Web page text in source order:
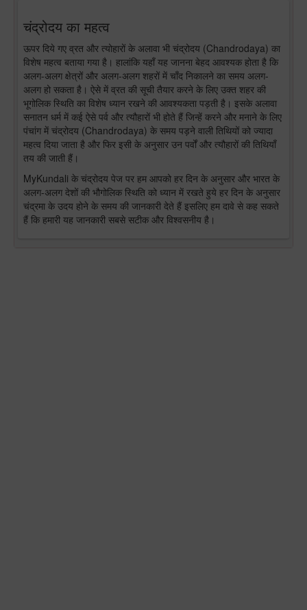
चंद्रोदय का महत्व
ऊपर दिये गए व्रत और त्योहारों के अलावा भी चंद्रोदय (Chandrodaya) का
विशेष महत्व बताया गया है। हालांकि यहाँ यह जानना बेहद आवश्यक होता है कि
अलग-अलग क्षेत्रों और अलग-अलग शहरों में चाँद निकालने का समय अलग-
अलग हो सकता है। ऐसे में व्रत की सूची तैयार करने के लिए उक्त शहर की
भूगोलिक स्थिति का विशेष ध्यान रखने की आवश्यकता पड़ती है। इसके अलावा
सनातन धर्म में कई ऐसे पर्व और त्यौहारों भी होते हैं जिन्हें करने और मनाने के लिए
पंचांग में चंद्रोदय (Chandrodaya) के समय पड़ने वाली तिथियों को ज्यादा
महत्व दिया जाता है और फिर इसी के अनुसार उन पर्वों और त्यौहारों की तिथियाँ
तय की जाती हैं।
MyKundali के चंद्रोदय पेज पर हम आपको हर दिन के अनुसार और भारत के
अलग-अलग देशों की भौगोलिक स्थिति को ध्यान में रखते हुये हर दिन के अनुसार
चंद्रमा के उदय होने के समय की जानकारी देते हैं इसलिए हम दावे से कह सकते
हैं कि हमारी यह जानकारी सबसे सटीक और विश्वसनीय है।